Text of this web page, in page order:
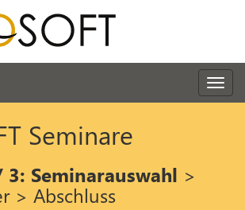
Seminare
3: Seminarauswahl >
> Abschluss